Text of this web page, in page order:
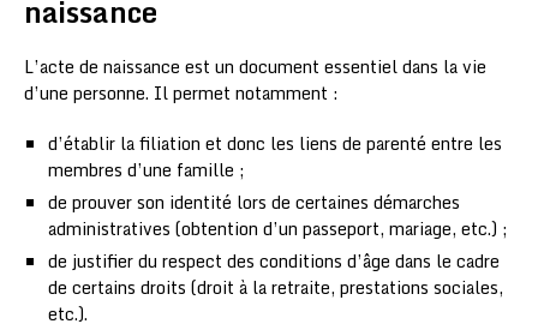
naissance
L’acte de naissance est un document essentiel dans la vie
d’une personne. Il permet notamment :
d’établir la filiation et donc les liens de parenté entre les
membres d’une famille ;
de prouver son identité lors de certaines démarches
administratives (obtention d’un passeport, mariage, etc.) ;
de justifier du respect des conditions d’âge dans le cadre
de certains droits (droit à la retraite, prestations sociales,
etc.).